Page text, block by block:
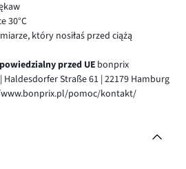
30°C
który nosiłaś przed ciążą
przed UE bonprix
Straße 61 | 22179 Hamburg
pomoc/kontakt/